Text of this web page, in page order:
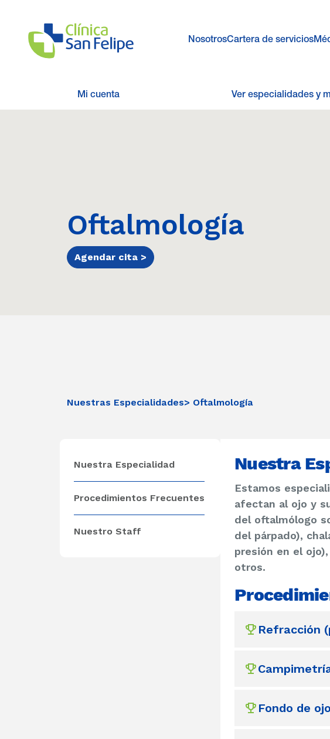
NosotrosCartera de servicios
Mi cuenta Ver especialidades y
Oftalmología
Agendar cita >
Nuestras Especialidades> Oftalmología
Nuestra Especialidad
Procedimientos Frecuentes
Nuestro Staff
Nuestra
Estamos
afectan al ojo y
del oftalmólogo
del párpado),
presión en el
otros.
Refracción
Fondo de